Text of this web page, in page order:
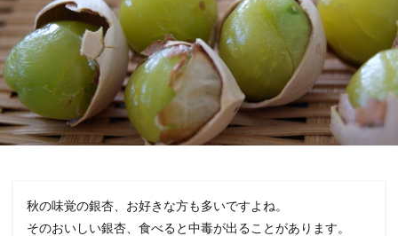
秋の味覚の銀杏、お好きな方も多いですよね。
そのおいしい銀杏、食べると中毒が出ることがあります。